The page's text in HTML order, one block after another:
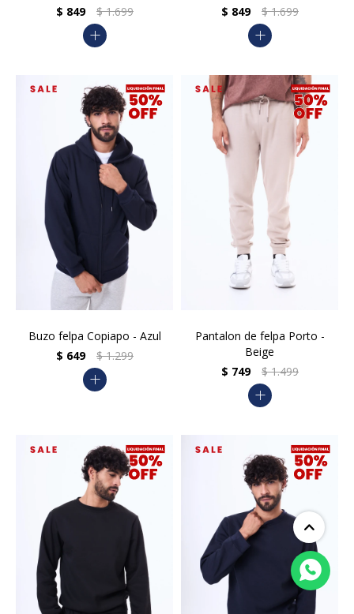
$ 849 $ 1.699
add
$ 849 $ 1.699
add
Buzo felpa Copiapo - Azul
$ 649 $ 1.299
add
Pantalon de felpa Porto -
Beige
$ 749 $ 1.499
add